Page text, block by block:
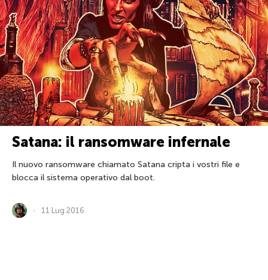
Satana: il ransomware infernale
Il nuovo ransomware chiamato Satana cripta i vostri file e
blocca il sistema operativo dal boot.
11 Lug 2016